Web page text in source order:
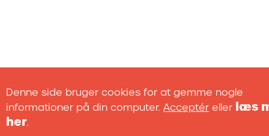
Denne side bruger cookies for at gemme nogle
informationer på din computer. Acceptér eller læs
her.